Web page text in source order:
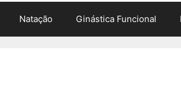
Natação Ginástica Funcional